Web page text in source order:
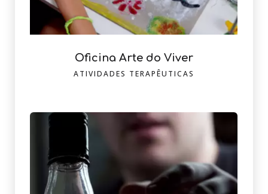
Oficina Arte do Viver
ATIVIDADES TERAPÊUTICAS